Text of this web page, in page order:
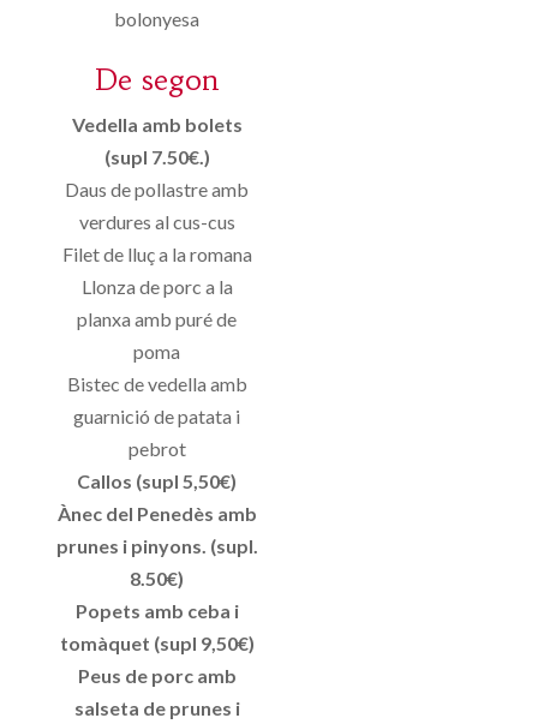
bolonyesa
De segon
Vedella amb bolets
(supl 7.50€.)
Daus de pollastre amb
verdures al cus-cus
Filet de lluç a la romana
Llonza de porc a la
planxa amb puré de
poma
Bistec de vedella amb
guarnició de patata i
pebrot
Callos (supl 5,50€)
Ànec del Penedès amb
prunes i pinyons. (supl.
8.50€)
Popets amb ceba i
tomàquet (supl 9,50€)
Peus de porc amb
salseta de prunes i